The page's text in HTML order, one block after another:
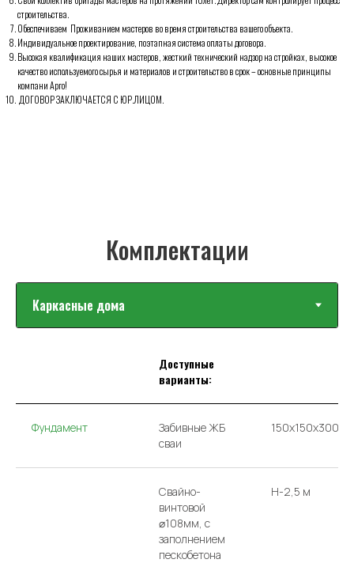
строительства.
Обеспечиваем Проживанием мастеров во время строительства вашего объекта.
Индивидуальное проектирование, поэтапная система оплаты договора.
Высокая квалификация наших мастеров, жесткий технический надзор на стройках, высокое
качество используемого сырья и материалов и строительство в срок – основные принципы
компани Арго!
ДОГОВОР ЗАКЛЮЧАЕТСЯ С ЮР.ЛИЦОМ.
Доступные
варианты:
Фундамент
Забивные ЖБ
сваи
150х150х3000
Свайно-
винтовой
⌀108мм, с
заполнением
пескобетона
H-2,5 м